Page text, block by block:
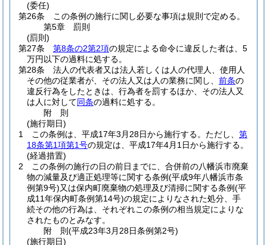
(委任)
第26条
この条例の施行に関し必要な事項は規則で定める。
第5章
罰則
(罰則)
第27条
第8条の2第2項の規定による命令に違反した者は、5
万円以下の過料に処する。
第28条
法人の代表者又は法人若しくは人の代理人、使用人
その他の従業者が、その法人又は人の業務に関し、 前条の
違反行為をしたときは、行為者を罰するほか、その法人又
は人に対して同条の過料に処する。
附 則
(施行期日)
1
この条例は、平成17年3月28日から施行する。 ただし、 第
18条第1項第1号の規定は、平成17年4月1日から施行する。
(経過措置)
2
この条例の施行の日の前日までに、合併前の八幡浜市廃棄
物の減量及び適正処理等に関する条例(平成9年八幡浜市条
例第9号)又は保内町廃棄物の処理及び清掃に関する条例(平
成11年保内町条例第14号)の規定によりなされた処分、手
続その他の行為は、それぞれこの条例の相当規定によりな
されたものとみなす。
附 則(平成23年3月28日条例第2号)
(施行期日)